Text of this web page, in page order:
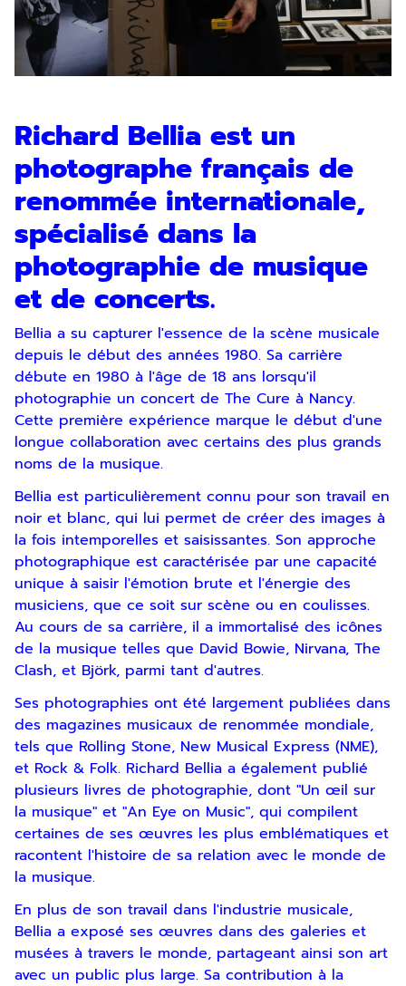
Richard Bellia est un
photographe français de
renommée internationale,
spécialisé dans la
photographie de musique
et de concerts.
Bellia a su capturer l'essence de la scène musicale
depuis le début des années 1980. Sa carrière
débute en 1980 à l'âge de 18 ans lorsqu'il
photographie un concert de The Cure à Nancy.
Cette première expérience marque le début d'une
longue collaboration avec certains des plus grands
noms de la musique.
Bellia est particulièrement connu pour son travail en
noir et blanc, qui lui permet de créer des images à
la fois intemporelles et saisissantes. Son approche
photographique est caractérisée par une capacité
unique à saisir l'émotion brute et l'énergie des
musiciens, que ce soit sur scène ou en coulisses.
Au cours de sa carrière, il a immortalisé des icônes
de la musique telles que David Bowie, Nirvana, The
Clash, et Björk, parmi tant d'autres.
Ses photographies ont été largement publiées dans
des magazines musicaux de renommée mondiale,
tels que Rolling Stone, New Musical Express (NME),
et Rock & Folk. Richard Bellia a également publié
plusieurs livres de photographie, dont "Un œil sur
la musique" et "An Eye on Music", qui compilent
certaines de ses œuvres les plus emblématiques et
racontent l'histoire de sa relation avec le monde de
la musique.
En plus de son travail dans l'industrie musicale,
Bellia a exposé ses œuvres dans des galeries et
musées à travers le monde, partageant ainsi son art
avec un public plus large. Sa contribution à la
Inscription
Newsletter